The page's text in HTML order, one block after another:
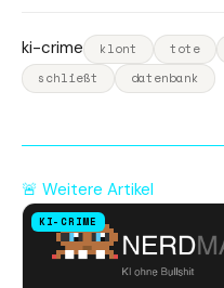
ki-crime klont tote
schließt
datenbank
🚨 Weitere Artikel
KI-CRIME